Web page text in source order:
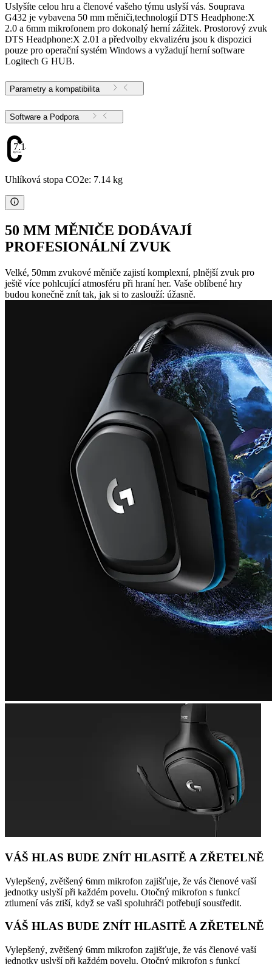
Uslyšíte celou hru a členové vašeho týmu uslyší vás. Souprava
G432 je vybavena 50 mm měniči,technologií DTS Headphone:X
2.0 a 6mm mikrofonem pro dokonalý herní zážitek. Prostorový zvuk
DTS Headphone:X 2.01 a předvolby ekvalizéru jsou k dispozici
pouze pro operační systém Windows a vyžadují herní software
Logitech G HUB.
Parametry a kompatibilita
Software a Podpora
7.14
Uhlíková stopa CO2e: 7.14 kg
50 MM MĚNIČE DODÁVAJÍ
PROFESIONÁLNÍ ZVUK
Velké, 50mm zvukové měniče zajistí komplexní, plnější zvuk pro
ještě více pohlcující atmosféru při hraní her. Vaše oblíbené hry
budou konečně znít tak, jak si to zaslouží: úžasně.
VÁŠ HLAS BUDE ZNÍT HLASITĚ A ZŘETELNĚ
Vylepšený, zvětšený 6mm mikrofon zajišťuje, že vás členové vaší
jednotky uslyší při každém povelu. Otočný mikrofon s funkcí
ztlumení vás ztiší, když se vaši spoluhráči potřebují soustředit.
VÁŠ HLAS BUDE ZNÍT HLASITĚ A ZŘETELNĚ
Vylepšený, zvětšený 6mm mikrofon zajišťuje, že vás členové vaší
jednotky uslyší při každém povelu. Otočný mikrofon s funkcí